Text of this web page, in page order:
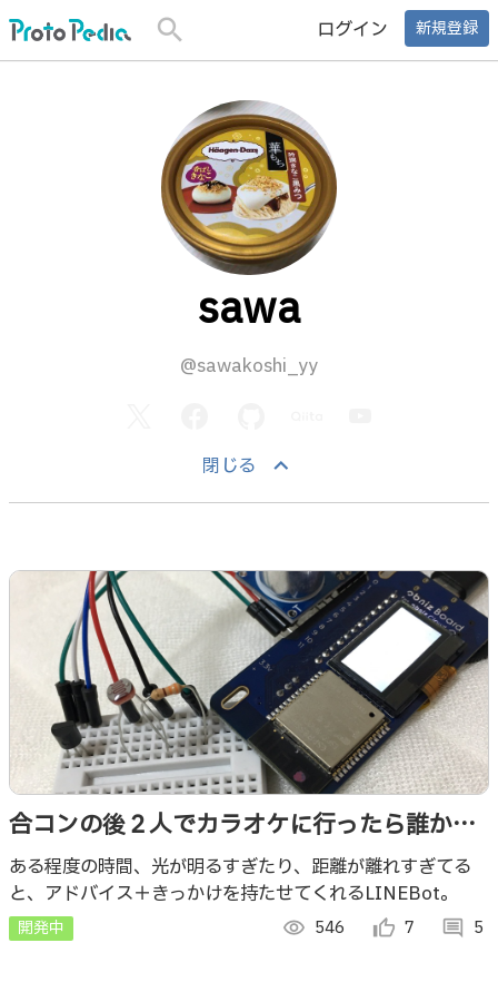
search ログイン 新規登録
sawa
@sawakoshi_yy
閉じる keyboard_arrow_up
合コンの後２人でカラオケに行ったら誰かに
後押しされて自然と距離を縮められた件
ある程度の時間、光が明るすぎたり、距離が離れすぎてる
と、アドバイス＋きっかけを持たせてくれるLINEBot。
開発中 visibility 546 thumb_up_alt 7 comment 5